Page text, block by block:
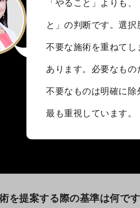
「やること」よりも
と」の判断です。選
不要な施術を重ねてし
あります。必要なもの
不要なものは明確に除
最も重視しています。
を提案する際の基準は何で